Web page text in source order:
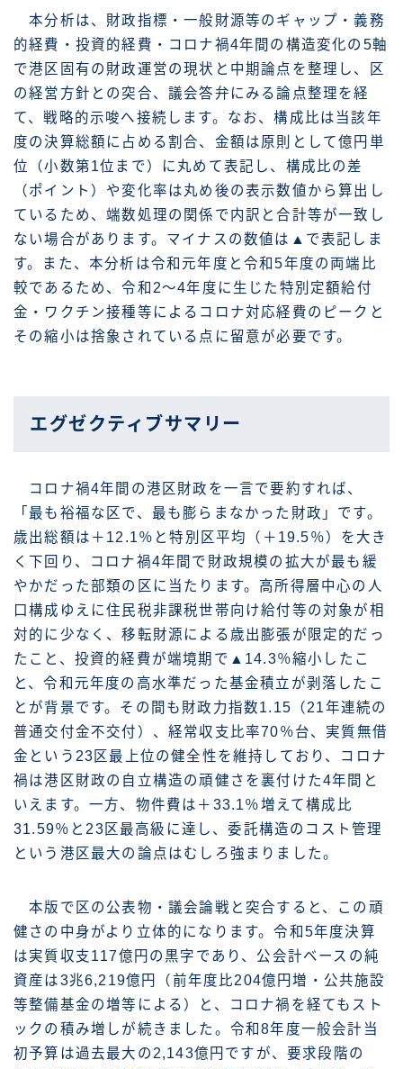
本分析は、財政指標・一般財源等のギャップ・義務
的経費・投資的経費・コロナ禍4年間の構造変化の5軸
で港区固有の財政運営の現状と中期論点を整理し、区
の経営方針との突合、議会答弁にみる論点整理を経
て、戦略的示唆へ接続します。なお、構成比は当該年
度の決算総額に占める割合、金額は原則として億円単
位（小数第1位まで）に丸めて表記し、構成比の差
（ポイント）や変化率は丸め後の表示数値から算出し
ているため、端数処理の関係で内訳と合計等が一致し
ない場合があります。マイナスの数値は▲で表記しま
す。また、本分析は令和元年度と令和5年度の両端比
較であるため、令和2〜4年度に生じた特別定額給付
金・ワクチン接種等によるコロナ対応経費のピークと
その縮小は捨象されている点に留意が必要です。
エグゼクティブサマリー
コロナ禍4年間の港区財政を一言で要約すれば、
「最も裕福な区で、最も膨らまなかった財政」です。
歳出総額は＋12.1％と特別区平均（＋19.5％）を大き
く下回り、コロナ禍4年間で財政規模の拡大が最も緩
やかだった部類の区に当たります。高所得層中心の人
口構成ゆえに住民税非課税世帯向け給付等の対象が相
対的に少なく、移転財源による歳出膨張が限定的だっ
たこと、投資的経費が端境期で▲14.3％縮小したこ
と、令和元年度の高水準だった基金積立が剥落したこ
とが背景です。その間も財政力指数1.15（21年連続の
普通交付金不交付）、経常収支比率70％台、実質無借
金という23区最上位の健全性を維持しており、コロナ
禍は港区財政の自立構造の頑健さを裏付けた4年間と
いえます。一方、物件費は＋33.1％増えて構成比
31.59％と23区最高級に達し、委託構造のコスト管理
という港区最大の論点はむしろ強まりました。
本版で区の公表物・議会論戦と突合すると、この頑
健さの中身がより立体的になります。令和5年度決算
は実質収支117億円の黒字であり、公会計ベースの純
資産は3兆6,219億円（前年度比204億円増・公共施設
等整備基金の増等による）と、コロナ禍を経てもスト
ックの積み増しが続きました。令和8年度一般会計当
初予算は過去最大の2,143億円ですが、要求段階の